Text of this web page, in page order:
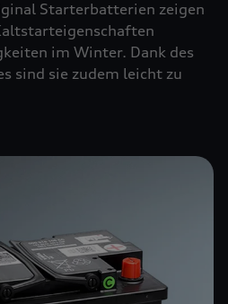
Starterbatterien zeigen
im Winter. Dank des
sind sie zudem leicht zu